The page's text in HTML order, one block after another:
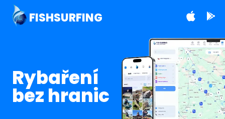
FISHSURFING
Rybaření
bez hranic